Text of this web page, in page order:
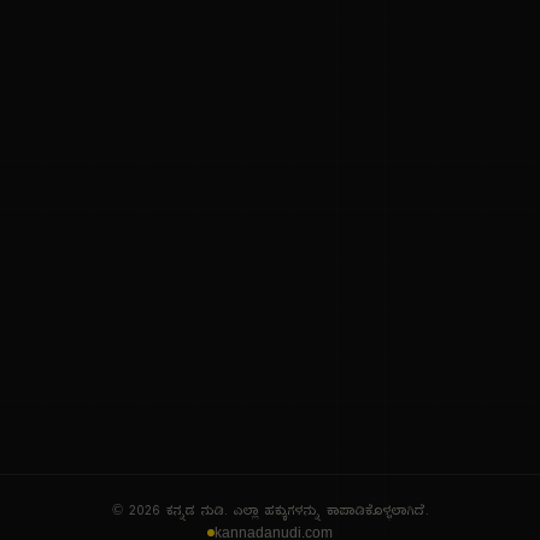
© 2026 ಕನ್ನಡ ನುಡಿ. ಎಲ್ಲಾ ಹಕ್ಕುಗಳನ್ನು ಕಾಪಾಡಿಕೊಳ್ಳಲಾಗಿದೆ.
kannadanudi.com